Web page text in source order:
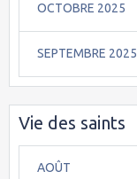
OCTOBRE 2025
SEPTEMBRE 2025
Vie des saints
AOÛT